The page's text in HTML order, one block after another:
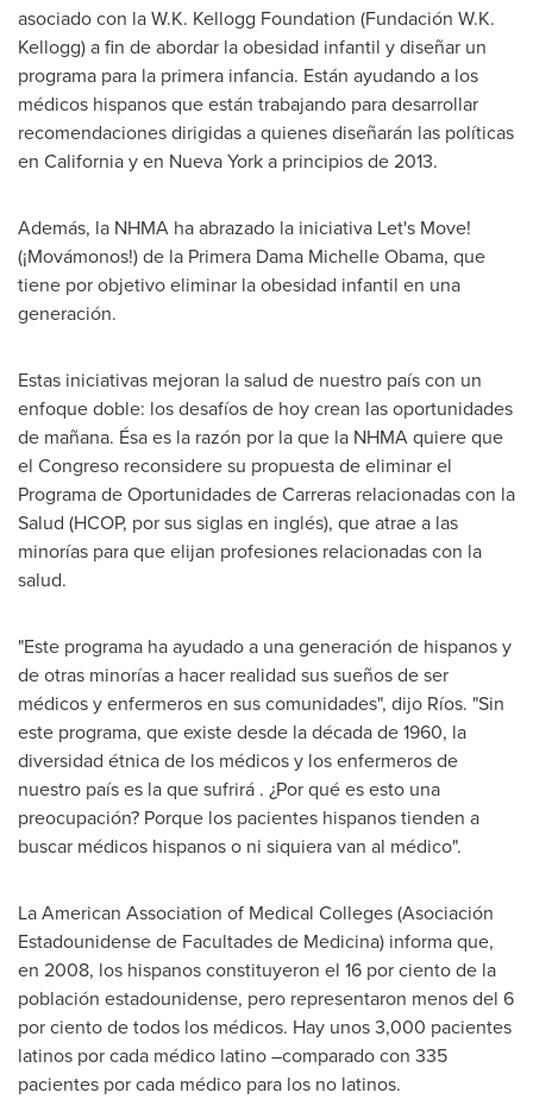
asociado con la W.K. Kellogg Foundation (Fundación W.K.
Kellogg) a fin de abordar la obesidad infantil y diseñar un
programa para la primera infancia. Están ayudando a los
médicos hispanos que están trabajando para desarrollar
recomendaciones dirigidas a quienes diseñarán las políticas
en Californiay en Nueva Yorka principios de 2013.
Además, la NHMA ha abrazado la iniciativa Let's Move!
(¡Movámonos!) de la Primera Dama Michelle Obama, que
tiene por objetivo eliminar la obesidad infantil en una
generación.
Estas iniciativas mejoran la salud de nuestro país con un
enfoque doble: los desafíos de hoy crean las oportunidades
de mañana. Ésa es la razón por la que la NHMA quiere que
el Congreso reconsidere su propuesta de eliminar el
Programa de Oportunidades de Carreras relacionadas con la
Salud (HCOP, por sus siglas en inglés), que atrae a las
minorías para que elijan profesiones relacionadas con la
salud.
"Este programa ha ayudado a una generación de hispanos y
de otras minorías a hacer realidad sus sueños de ser
médicos y enfermeros en sus comunidades", dijo Ríos. "Sin
este programa, que existe desde la década de 1960, la
diversidad étnica de los médicos y los enfermeros de
nuestro país es la que sufrirá . ¿Por qué es esto una
preocupación? Porque los pacientes hispanos tienden a
buscar médicos hispanos o ni siquiera van al médico".
La American Association of Medical Colleges (Asociación
Estadounidense de Facultades de Medicina) informa que,
en 2008, los hispanos constituyeron el 16 por ciento de la
población estadounidense, pero representaron menos del 6
por ciento de todos los médicos. Hay unos 3,000 pacientes
latinos por cada médico latino –comparado con 335
pacientes por cada médico para los no latinos.